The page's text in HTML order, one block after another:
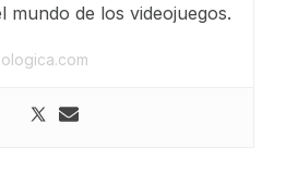
mundo de los videojuegos.